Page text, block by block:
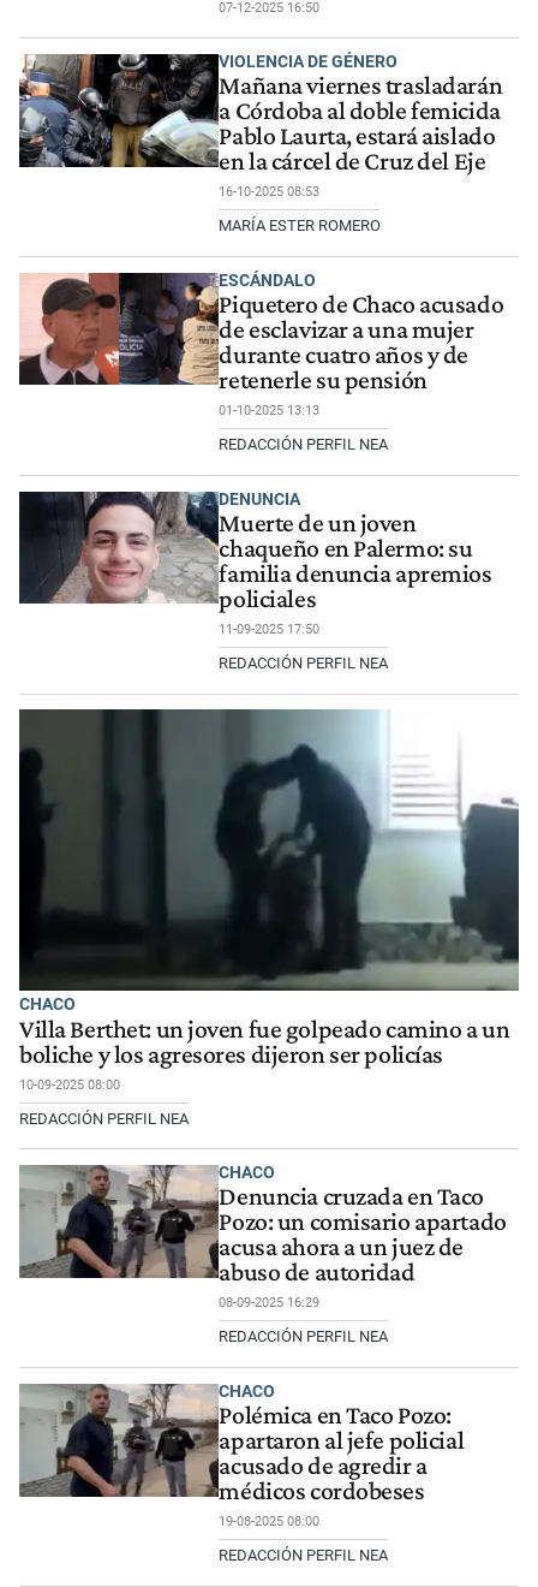
07-12-2025 16:50
VIOLENCIA DE GÉNERO
Mañana viernes trasladarán
a Córdoba al doble femicida
Pablo Laurta, estará aislado
en la cárcel de Cruz del Eje
16-10-2025 08:53
MARÍA ESTER ROMERO
ESCÁNDALO
Piquetero de Chaco acusado
de esclavizar a una mujer
durante cuatro años y de
retenerle su pensión
01-10-2025 13:13
REDACCIÓN PERFIL NEA
DENUNCIA
Muerte de un joven
chaqueño en Palermo: su
familia denuncia apremios
policiales
11-09-2025 17:50
REDACCIÓN PERFIL NEA
CHACO
Villa Berthet: un joven fue golpeado camino a un
boliche y los agresores dijeron ser policías
10-09-2025 08:00
REDACCIÓN PERFIL NEA
CHACO
Denuncia cruzada en Taco
Pozo: un comisario apartado
acusa ahora a un juez de
abuso de autoridad
08-09-2025 16:29
REDACCIÓN PERFIL NEA
CHACO
Polémica en Taco Pozo:
apartaron al jefe policial
acusado de agredir a
médicos cordobeses
19-08-2025 08:00
REDACCIÓN PERFIL NEA